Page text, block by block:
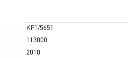
KF1/5651
113000
2010